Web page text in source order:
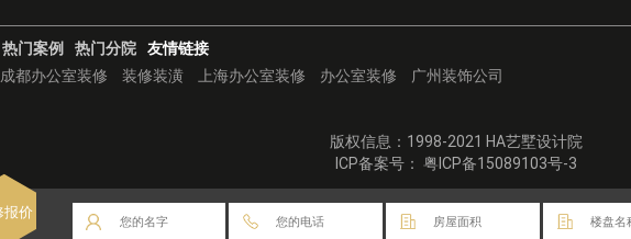
热门案例 热门分院
友情链接
成都办公室装修
装修装潢 上海办公室装修 办公室装修 广州装饰公司
版权信息：1998-2021 HA艺墅设计院
ICP备案号： 粤ICP备15089103号-3